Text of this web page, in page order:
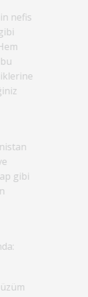
nefis
gibi